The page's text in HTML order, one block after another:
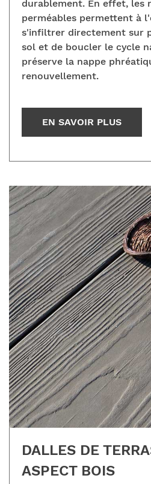
durablement. En effet, les
perméables permettent à
s'infiltrer directement sur
sol et de boucler le cycle
préserve la nappe
renouvellement.
EN SAVOIR PLUS
DALLES DE
ASPECT BOIS